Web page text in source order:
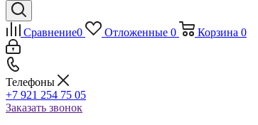
Сравнение0 Отложенные 0 Корзина 0
Телефоны
+7 921 254 75 05
Заказать звонок